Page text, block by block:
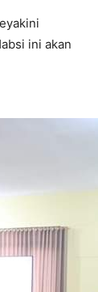
ini akan